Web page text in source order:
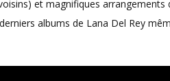
et magnifiques arrangements
albums de Lana Del Rey